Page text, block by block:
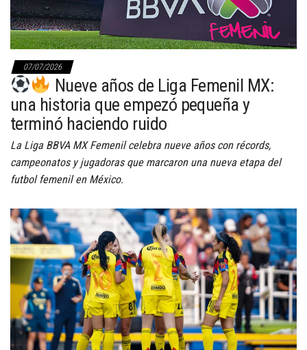
07/07/2026
Nueve años de Liga Femenil MX:
una historia que empezó pequeña y
terminó haciendo ruido
La Liga BBVA MX Femenil celebra nueve años con récords,
campeonatos y jugadoras que marcaron una nueva etapa del
futbol femenil en México.